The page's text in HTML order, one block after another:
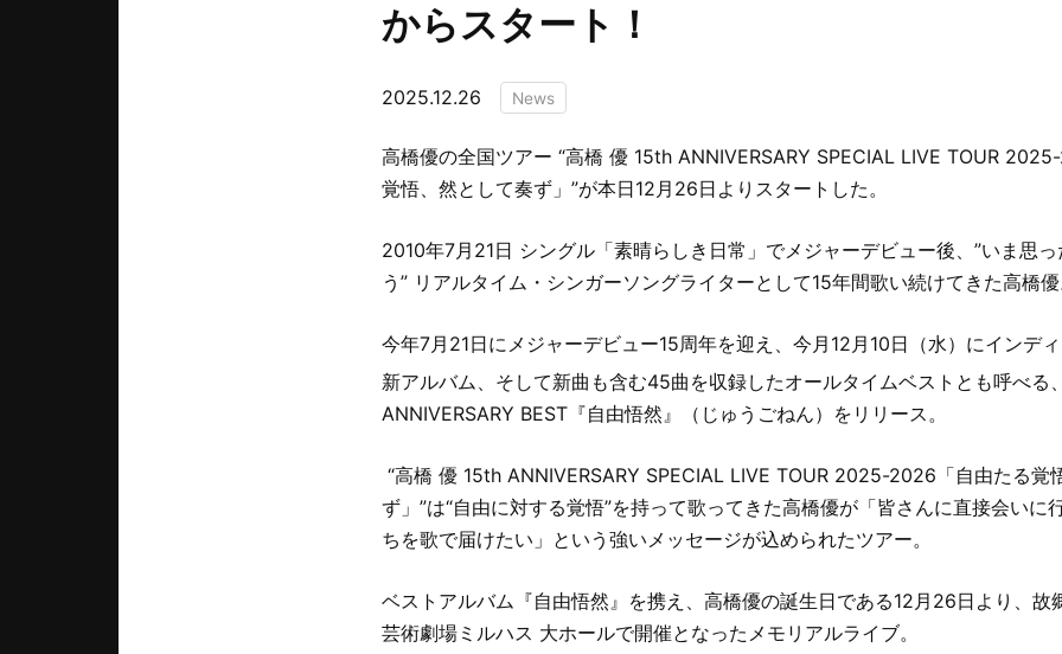
からスタート！
2025.12.26 News
高橋優の全国ツアー “高橋 優 15th ANNIVERSARY SPECIAL LIVE TOUR
覚悟、然として奏ず」”が本日12月26日よりスタートした。
2010年7月21日 シングル「素晴らしき日常」でメジャーデビュー後、”いま思
う” リアルタイム・シンガーソングライターとして15年間歌い続けてきた高橋
今年7月21日にメジャーデビュー15周年を迎え、今月12月10日（水）にインデ
新アルバム、そして新曲も含む45曲を収録したオールタイムベストとも呼べる
ANNIVERSARY BEST『自由悟然』（じゅうごねん）をリリース。
“高橋 優 15th ANNIVERSARY SPECIAL LIVE TOUR 2025-2026「自由たる覚
ず」”は“自由に対する覚悟”を持って歌ってきた高橋優が「皆さんに直接会いに
ちを歌で届けたい」という強いメッセージが込められたツアー。
ベストアルバム『自由悟然』を携え、高橋優の誕生日である12月26日より、故
芸術劇場ミルハス 大ホールで開催となったメモリアルライブ。